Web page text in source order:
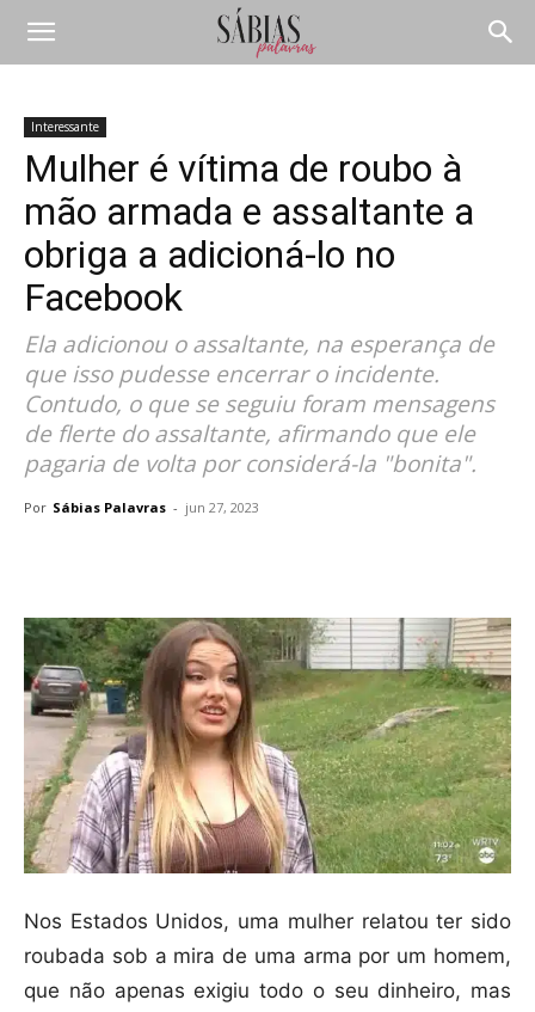
Interessante
Mulher é vítima de roubo à
mão armada e assaltante a
obriga a adicioná-lo no
Facebook
Ela adicionou o assaltante, na esperança de
que isso pudesse encerrar o incidente.
Contudo, o que se seguiu foram mensagens
de flerte do assaltante, afirmando que ele
pagaria de volta por considerá-la "bonita".
Por Sábias Palavras - jun 27, 2023
Nos Estados Unidos, uma mulher relatou ter sido
roubada sob a mira de uma arma por um homem,
que não apenas exigiu todo o seu dinheiro, mas